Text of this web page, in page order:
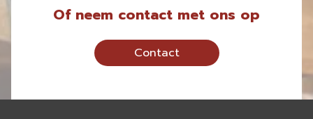
Of neem contact met ons op
Contact